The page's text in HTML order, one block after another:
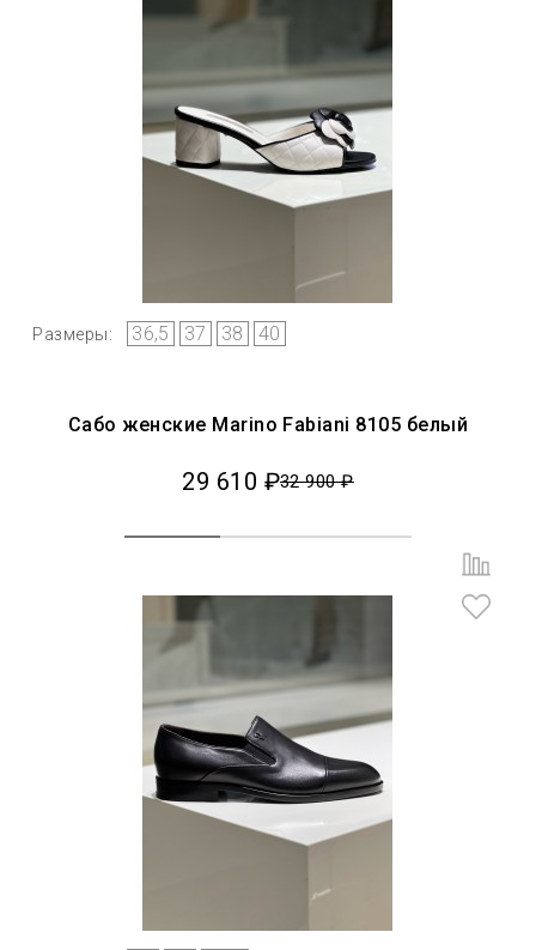
Размеры: 36,5 37 38 40
Сабо женские Marino Fabiani 8105 белый
29 610 ₽32 900 ₽